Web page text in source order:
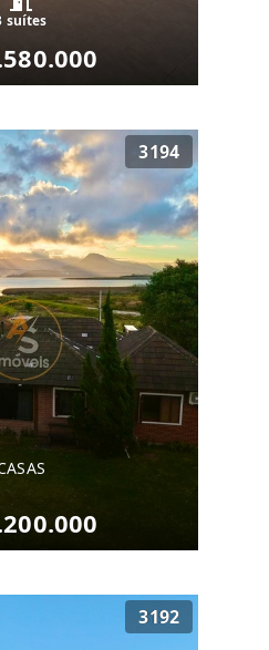
suítes
3194
3192